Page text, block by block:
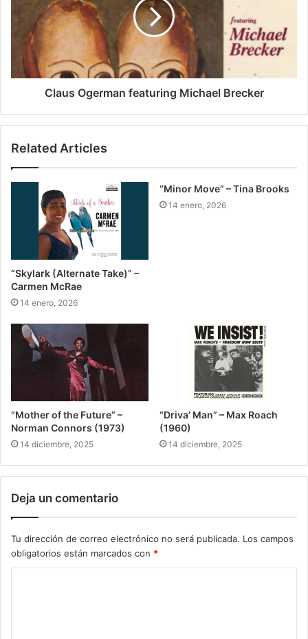
Claus Ogerman featuring Michael Brecker
Related Articles
“Skylark (Alternate Take)” –
Carmen McRae
14 enero, 2026
“Minor Move” – Tina Brooks
14 enero, 2026
“Mother of the Future” –
Norman Connors (1973)
14 diciembre, 2025
“Driva’ Man” – Max Roach
(1960)
14 diciembre, 2025
Deja un comentario
Tu dirección de correo electrónico no será publicada. Los campos
obligatorios están marcados con *